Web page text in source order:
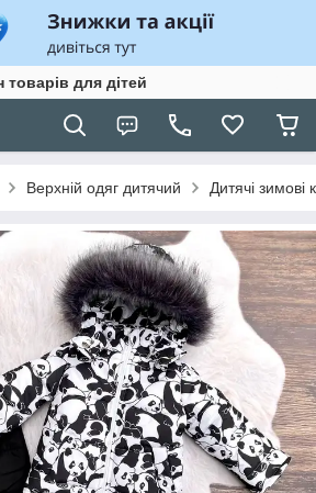
товарів для дітей
Верхній одяг дитячий Дитячі зимові